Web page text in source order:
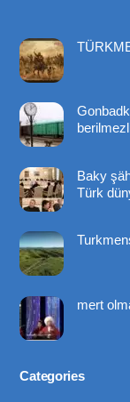
Baky
Türk
mert
Categories